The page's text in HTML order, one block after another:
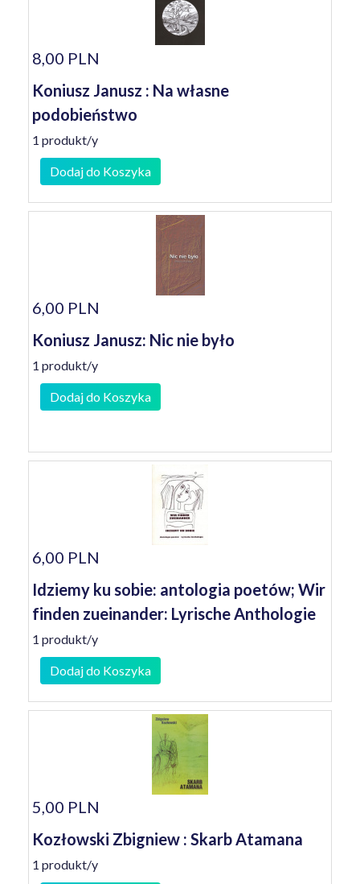
8,00 PLN
Koniusz Janusz : Na własne
podobieństwo
1 produkt/y
Dodaj do Koszyka
6,00 PLN
Koniusz Janusz: Nic nie było
1 produkt/y
Dodaj do Koszyka
6,00 PLN
Idziemy ku sobie: antologia poetów; Wir
finden zueinander: Lyrische Anthologie
1 produkt/y
Dodaj do Koszyka
5,00 PLN
Kozłowski Zbigniew : Skarb Atamana
1 produkt/y